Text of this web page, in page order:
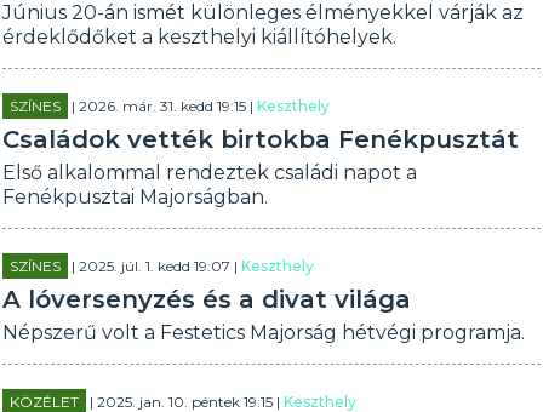
Június 20-án ismét különleges élményekkel várják az
érdeklődőket a keszthelyi kiállítóhelyek.
SZÍNES | 2026. már. 31. kedd 19:15 |Keszthely
Családok vették birtokba Fenékpusztát
Első alkalommal rendeztek családi napot a
Fenékpusztai Majorságban.
SZÍNES | 2025. júl. 1. kedd 19:07 |Keszthely
A lóversenyzés és a divat világa
Népszerű volt a Festetics Majorság hétvégi programja.
KÖZÉLET | 2025. jan. 10. péntek 19:15 |Keszthely